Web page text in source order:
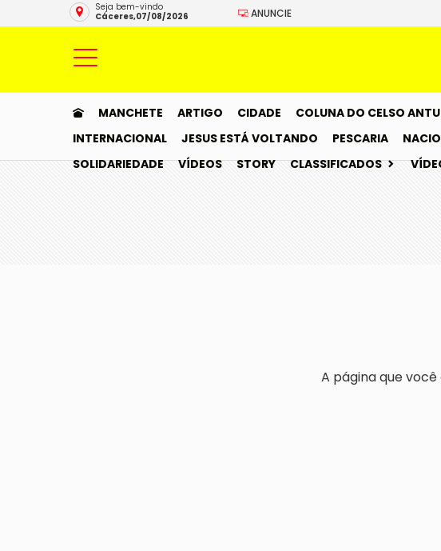
Seja bem-vindo
Cáceres,07/08/2026
ANUNCIE
MANCHETE ARTIGO CIDADE COLUNA DO CELSO
INTERNACIONAL
JESUS ESTÁ VOLTANDO PESCARIA
SOLIDARIEDADE
VÍDEOS STORY CLASSIFICADOS
A página que